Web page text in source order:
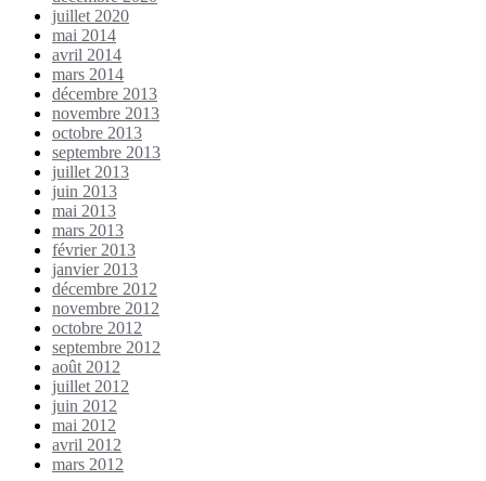
juillet 2020
mai 2014
avril 2014
mars 2014
décembre 2013
novembre 2013
octobre 2013
septembre 2013
juillet 2013
juin 2013
mai 2013
mars 2013
février 2013
janvier 2013
décembre 2012
novembre 2012
octobre 2012
septembre 2012
août 2012
juillet 2012
juin 2012
mai 2012
avril 2012
mars 2012